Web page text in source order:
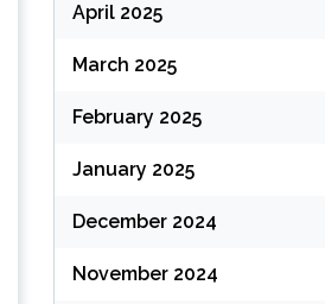
April 2025
March 2025
February 2025
January 2025
December 2024
November 2024